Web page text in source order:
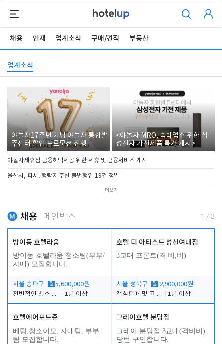
채용 인재 업계소식 구매/견적 부동산
업계소식
야놀자17주년 기념 야놀자 통합발
주센터 할인 프로모션 진행
<야놀자 MRO, 숙박업소 위한 삼
성전자 가전제품 특가 개시>
야놀자제휴점 금융혜택제공 위한 제휴 및 금융서비스 게시
울산시, 피서․행락지 주변 불법행위 19건 적발
더보기
채용 메인박스 1 / 3
방이동 호텔라움
방이동 호텔라움 청소팀(부부/
자매) 모집합니다.
서울 송파구 월 5,600,000원
전반적인 청소 업무(객실청소.객실정리)
1년 이상
호텔 디 아티스트 성신여대점
3교대 프론트(격,비,비)
서울 성북구 월 2,900,000원
객실판매 및 고객응대
1년 이상
호텔에어포트준
베팅,청소이모, 자매팀, 부부
팀 모집합니다.
그레이호텔 분당점
그레이 분당점 3교대(격비비)
당번 구인합니다.